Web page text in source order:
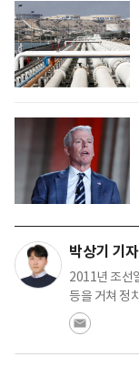
박상기 기자
2011년 조선
등을 거쳐 정